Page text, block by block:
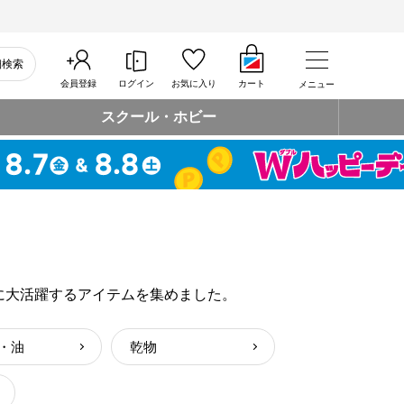
索
会員登録 ログイン お気に入り カート メニュー
スクール・ホビー
活躍するアイテムを集めました。
油 乾物